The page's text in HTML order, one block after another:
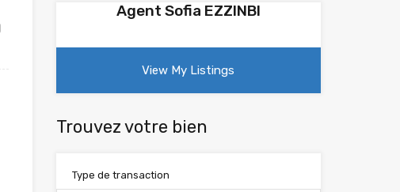
Agent Sofia EZZINBI
View My Listings
Trouvez votre bien
Type de transaction